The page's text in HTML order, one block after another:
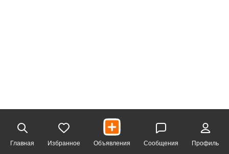
Главная Избранное Объявления Сообщения Профиль